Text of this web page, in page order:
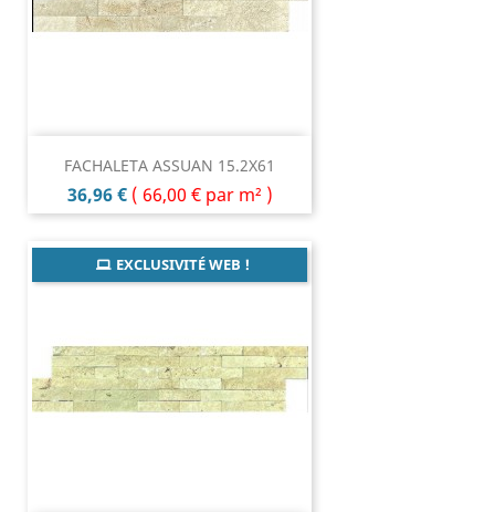
FACHALETA ASSUAN 15.2X61
Prix
36,96 € ( 66,00 € par m² )
EXCLUSIVITÉ WEB !